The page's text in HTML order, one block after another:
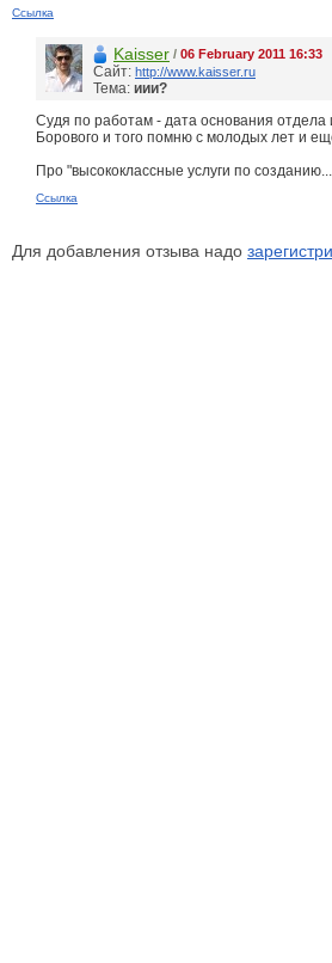
Ссылка
Kaisser / 06 February 2011 16:33
Сайт: http://www.kaisser.ru
Тема: иии?
Судя по работам - дата основания
Борового и того помню с молодых лет и
Про "высококлассные услуги по
Ссылка
Для добавления отзыва надо